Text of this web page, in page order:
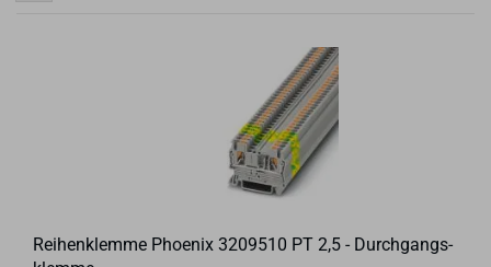
Rei­hen­klem­me Phoe­nix 3209510 PT 2,5 - Durch­gangs­